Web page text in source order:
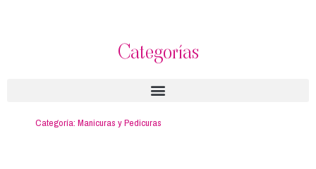
Categorías
Categoría: Manicuras y Pedicuras